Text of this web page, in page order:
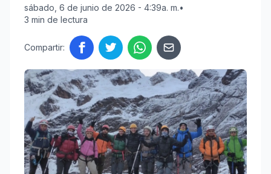
sábado, 6 de junio de 2026 - 4:39a. m.•
3 min de lectura
Compartir: